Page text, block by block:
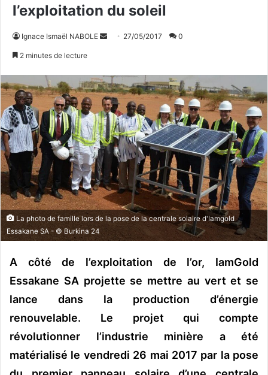
l’exploitation du soleil
Ignace Ismaël NABOLE
o
y
e
u
n
o
u
r
r
i
l
27/05/2017 0
2 minutes de lecture
La photo de famille lors de la pose de la centrale solaire d'Iamgold
Essakane SA - © Burkina 24
A côté de l’exploitation de l’or, IamGold
Essakane SA projette se mettre au vert et se
lance dans la production d’énergie
renouvelable. Le projet qui compte
révolutionner l’industrie minière a été
matérialisé le vendredi 26 mai 2017 par la pose